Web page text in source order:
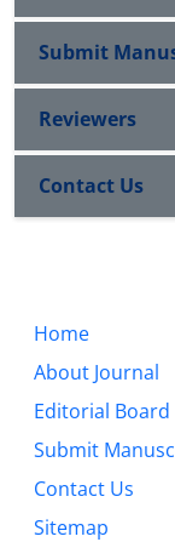
Submit
Reviewers
Contact Us
Home
About Journal
Editorial Board
Submit
Contact Us
Sitemap